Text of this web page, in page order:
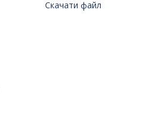
Скачати файл